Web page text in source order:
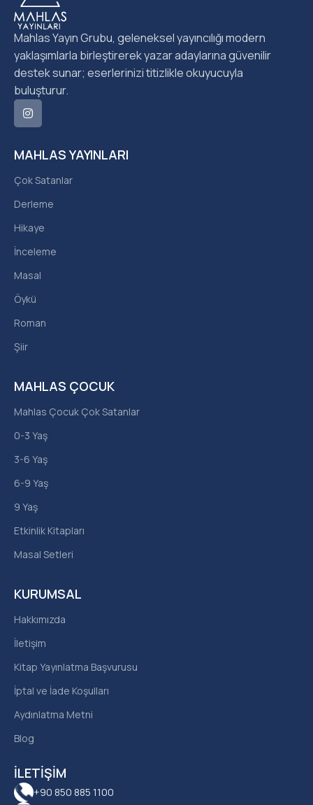
İLETIŞIM
+90 850 885 1100
KURUMSAL
Hakkımızda
İletişim
Kitap Yayınlatma Başvurusu
İptal ve İade Koşulları
Aydınlatma Metni
Blog
MAHLAS ÇOCUK
Mahlas Çocuk Çok Satanlar
0-3 Yaş
3-6 Yaş
6-9 Yaş
9 Yaş
Etkinlik Kitapları
Masal Setleri
MAHLAS YAYINLARI
Çok Satanlar
Derleme
Hikaye
İnceleme
Masal
Öykü
Roman
Şiir
Mahlas Yayın Grubu, geleneksel yayıncılığı modern
yaklaşımlarla birleştirerek yazar adaylarına güvenilir
destek sunar; eserlerinizi titizlikle okuyucuyla
buluşturur.